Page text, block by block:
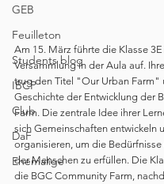
GEB
Feuilleton
Students blog
IBCP
Club
DaF
Ehemalige
Am 15. März führte die Klasse
Versammlung in der Aula auf.
trug den Titel "Our Urban Farm"
Geschichte der Entwicklung der
Farm. Die zentrale Idee ihrer
sich Gemeinschaften entwickeln
organisieren, um die
der Menschen zu erfüllen. Die
die BGC Community Farm,